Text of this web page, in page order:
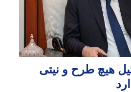
هیچ طرح و نیتی